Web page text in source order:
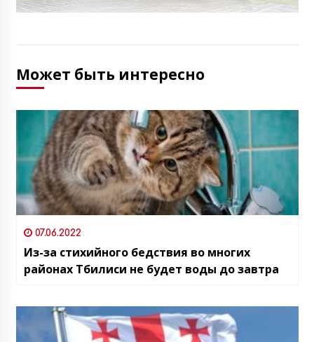
Может быть интересно
07.06.2022
Из-за стихийного бедствия во многих
районах Тбилиси не будет воды до завтра